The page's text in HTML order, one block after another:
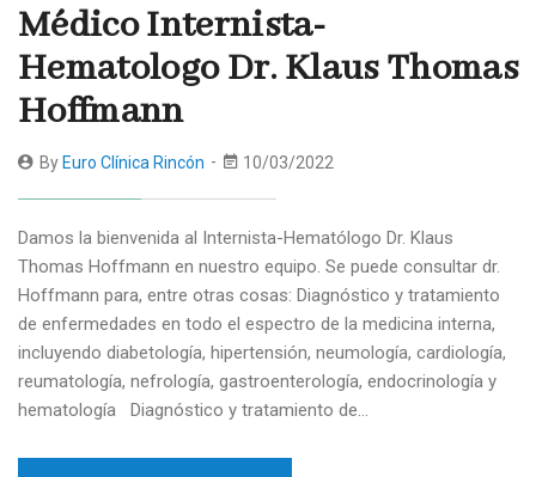
Médico Internista-
Hematologo Dr. Klaus Thomas
Hoffmann
By Euro Clínica Rincón 10/03/2022
Damos la bienvenida al Internista-Hematólogo Dr. Klaus
Thomas Hoffmann en nuestro equipo. Se puede consultar dr.
Hoffmann para, entre otras cosas: Diagnóstico y tratamiento
de enfermedades en todo el espectro de la medicina interna,
incluyendo diabetología, hipertensión, neumología, cardiología,
reumatología, nefrología, gastroenterología, endocrinología y
hematología Diagnóstico y tratamiento de…